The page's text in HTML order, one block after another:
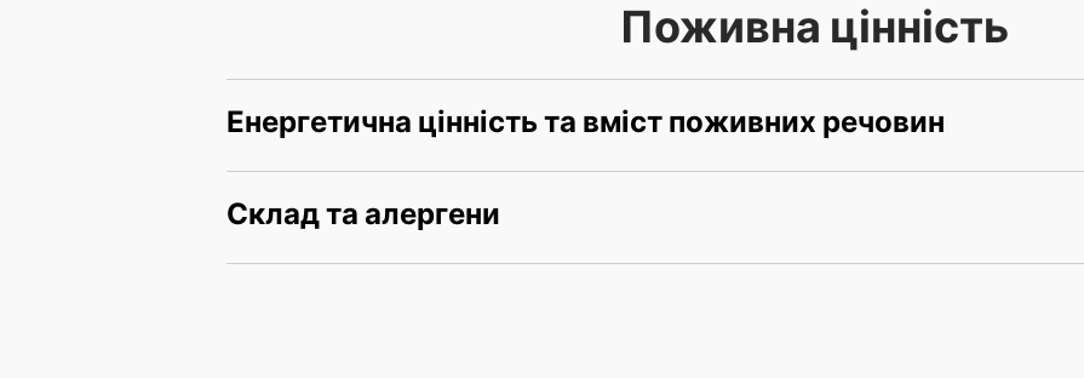
Поживна цінність
Енергетична цінність та вміст поживних речовин
Склад та алергени